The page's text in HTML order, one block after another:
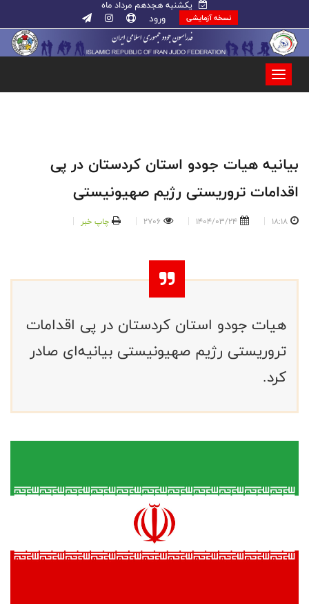
یکشنبه هجدهم مرداد ماه
نسخه آزمایشی ورود
بیانیه هیات جودو استان کردستان در پی
اقدامات تروریستی رژیم صهیونیستی
18:18
1404/03/24
2706 چاپ خبر
هیات جودو استان کردستان در پی اقدامات
تروریستی رژیم صهیونیستی بیانیه‌ای صادر
کرد.